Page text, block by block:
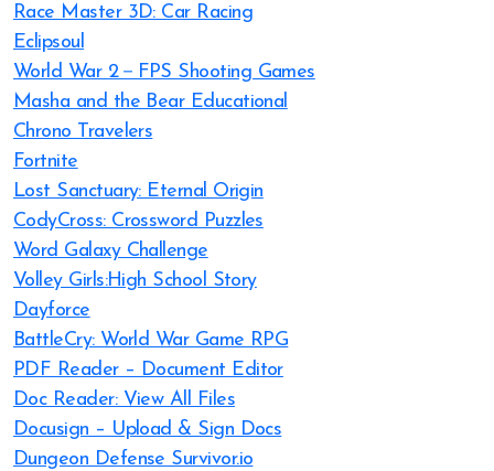
Race Master 3D: Car Racing
Eclipsoul
World War 2－FPS Shooting Games
Masha and the Bear Educational
Chrono Travelers
Fortnite
Lost Sanctuary: Eternal Origin
CodyCross: Crossword Puzzles
Word Galaxy Challenge
Volley Girls:High School Story
Dayforce
BattleCry: World War Game RPG
PDF Reader – Document Editor
Doc Reader: View All Files
Docusign – Upload & Sign Docs
Dungeon Defense Survivor.io